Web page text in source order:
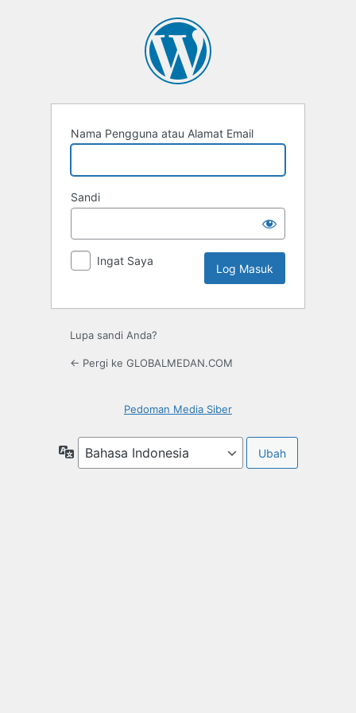
Nama Pengguna atau Alamat Email
Sandi
Ingat Saya
Lupa sandi Anda?
← Pergi ke GLOBALMEDAN.COM
Pedoman Media Siber
Bahasa